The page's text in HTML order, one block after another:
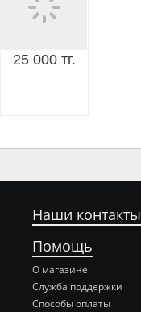
25 000 тг.
Наши контакты
Помощь
О магазине
Служба поддержки
Способы оплаты